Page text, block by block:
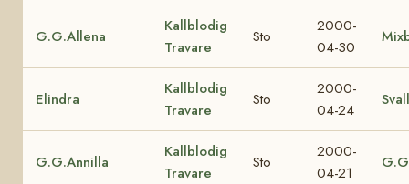
G.G.Allena
Kallblodig
Travare
Sto
2000-
04-30
Elindra
Kallblodig
Travare
Sto
2000-
04-24
G.G.Annilla
Kallblodig
Travare
Sto
2000-
04-21